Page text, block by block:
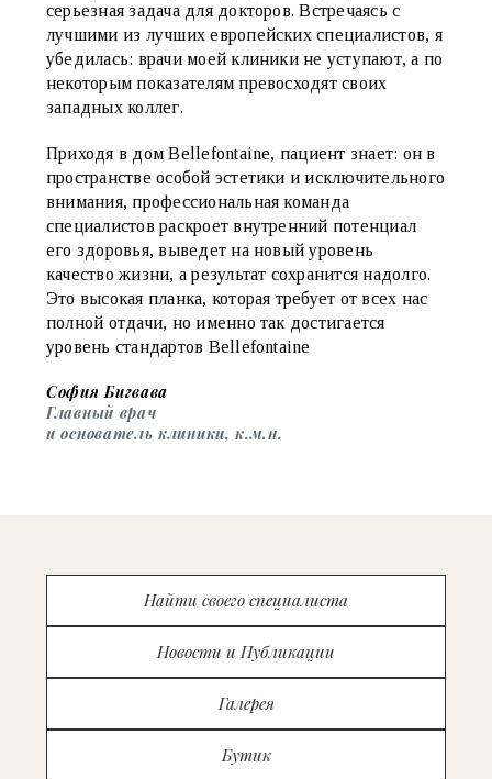
серьезная задача для докторов. Встречаясь с
лучшими из лучших европейских специалистов, я
убедилась: врачи моей клиники не уступают, а по
некоторым показателям превосходят своих
западных коллег.
Приходя в дом Bellefontaine, пациент знает: он в
пространстве особой эстетики и исключительного
внимания, профессиональная команда
специалистов раскроет внутренний потенциал
его здоровья, выведет на новый уровень
качество жизни, а результат сохранится надолго.
Это высокая планка, которая требует от всех нас
полной отдачи, но именно так достигается
уровень стандартов Bellefontaine
София Бигвава
Главный врач
и основатель клиники, к.м.н.
Найти своего специалиста
Новости и Публикации
Галерея
Бутик